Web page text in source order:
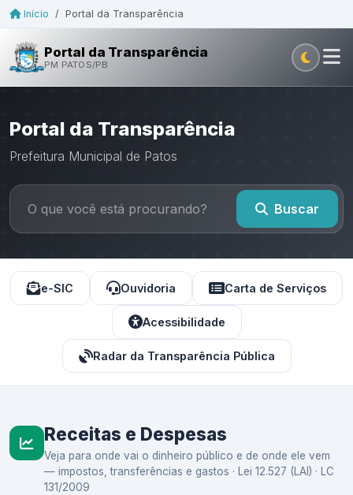
Início / Portal da Transparência
Portal da Transparência
PM PATOS/PB
Portal da Transparência
Prefeitura Municipal de Patos
Buscar
e-SIC Ouvidoria Carta de Serviços
Acessibilidade
Radar da Transparência Pública
Receitas e Despesas
Veja para onde vai o dinheiro público e de onde ele vem
— impostos, transferências e gastos · Lei 12.527 (LAI) · LC
131/2009